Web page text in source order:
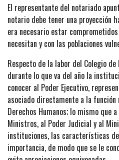
El representante del notariado
notario debe tener una proyección
era necesario estar
necesitan y con las poblaciones
Respecto de la labor del Colegio
durante lo que va del año la
conocer al Poder Ejecutivo,
asociado directamente a la
Derechos Humanos; lo mismo que
Ministros, al Poder Judicial y al
instituciones, las características
importancia, de modo que se le